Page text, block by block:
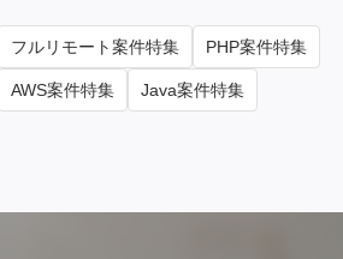
フルリモート案件特集 PHP案件特集
AWS案件特集 Java案件特集